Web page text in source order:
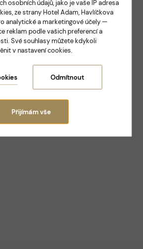
V SAMOTNÉM SRDCI
TRUTNOVA
Adam
osobních údajů, jako je vaše IP adresa
ze strany Hotel Adam, Havlíčkova
analytické a marketingové účely —
reklam podle vašich preferencí a
Své souhlasy můžete kdykoli
v nastavení cookies.
Odmítnout
Přijímám vše